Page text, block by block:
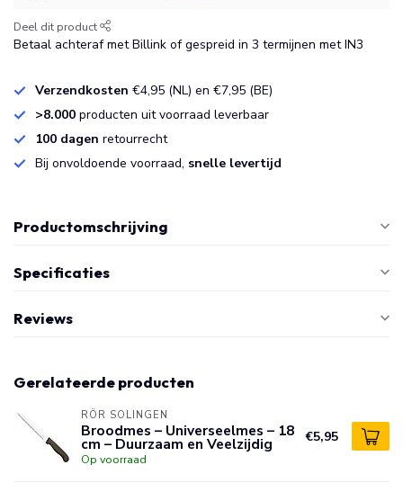
Deel dit product
Betaal achteraf met Billink of gespreid in 3 termijnen met IN3
Verzendkosten €4,95 (NL) en €7,95 (BE)
>8.000 producten uit voorraad leverbaar
100 dagen retourrecht
Bij onvoldoende voorraad, snelle levertijd
Productomschrijving
Specificaties
Reviews
Gerelateerde producten
RÖR SOLINGEN
Broodmes – Universeelmes – 18
cm – Duurzaam en Veelzijdig
Op voorraad
€5,95